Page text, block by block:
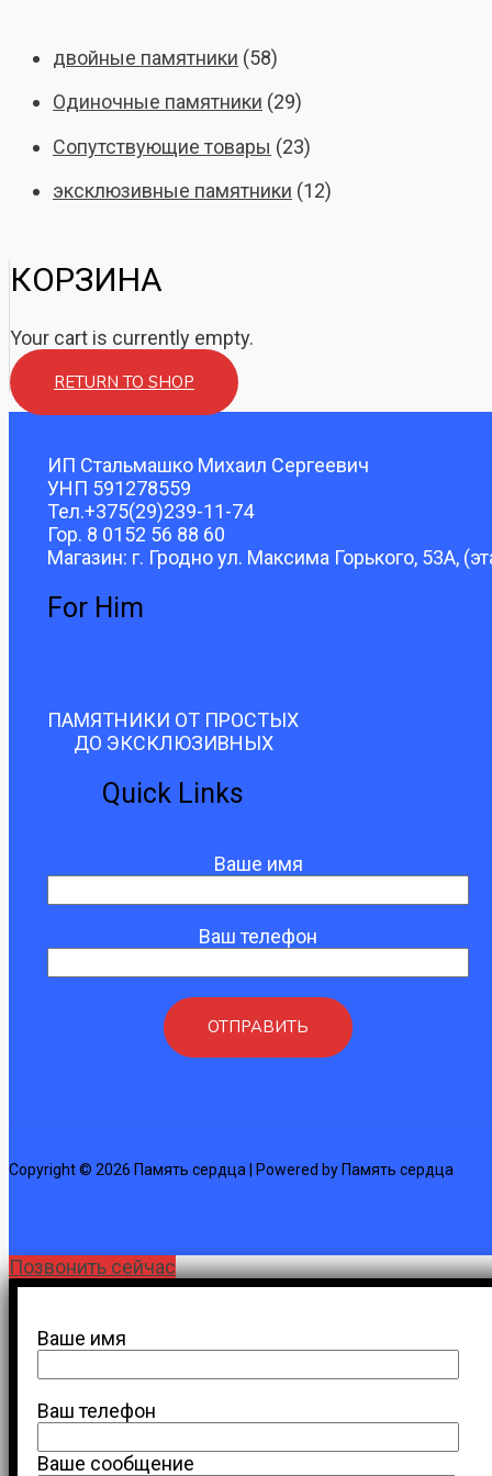
двойные памятники (58)
Одиночные памятники (29)
Сопутствующие товары (23)
эксклюзивные памятники (12)
КОРЗИНА
Your cart is currently empty.
RETURN TO SHOP
ИП Стальмашко Михаил Сергеевич
УНП 591278559
Тел.+375(29)239-11-74
Гор. 8 0152 56 88 60
Магазин: г. Гродно ул. Максима Горького, 53А,
For Him
ПАМЯТНИКИ ОТ ПРОСТЫХ
ДО ЭКСКЛЮЗИВНЫХ
Quick Links
Ваше имя
Ваш телефон
Copyright © 2026 Память сердца | Powered by Память сердца
Позвонить сейчас
Ваше имя
Ваш телефон
Ваше сообщение